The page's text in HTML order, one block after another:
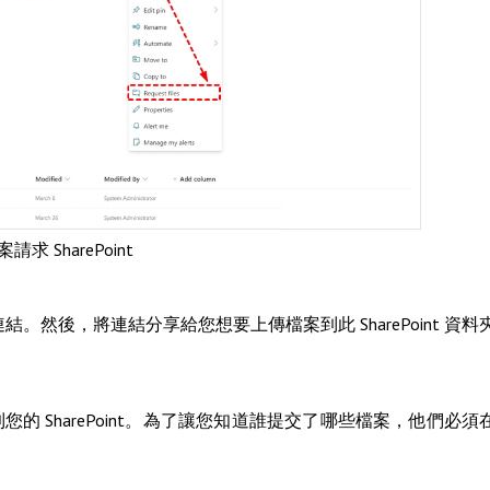
請求 SharePoint
。然後，將連結分享給您想要上傳檔案到此 SharePoint 資料
的 SharePoint。為了讓您知道誰提交了哪些檔案，他們必須